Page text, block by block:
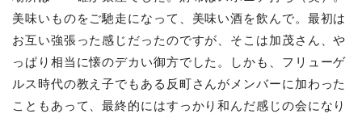
美味いものをご馳走になって、美味い酒を飲んで。最初は
お互い強張った感じだったのですが、そこは加茂さん、や
っぱり相当に懐のデカい御方でした。しかも、フリューゲ
ルス時代の教え子でもある反町さんがメンバーに加わった
こともあって、最終的にはすっかり和んだ感じの会になり